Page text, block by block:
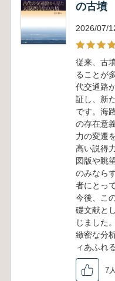
の古墳
2026/07/
従来、古
ることが
代交通路
証し、新
です。海
の存在意
力の変遷
高い説得
図版や眺
のみなら
者にとっ
今後、こ
礎文献と
じました
緻密な分
ィあふれ
7